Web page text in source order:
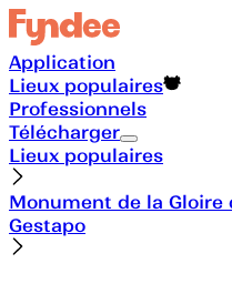
Application
Lieux populaires
Professionnels
Télécharger
Lieux populaires
Monument de la Gloire
Gestapo